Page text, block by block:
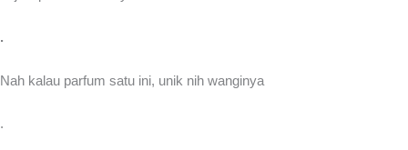
.
Nah kalau parfum satu ini, unik nih wanginya
.